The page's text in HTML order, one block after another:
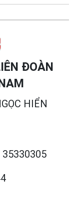
ĐOÀN
HIỂN
35330305